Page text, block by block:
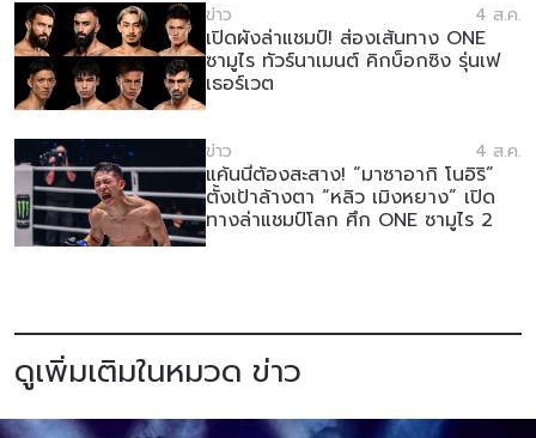
ข่าว 4 ส.ค.
เปิดผังล่าแชมป์! ส่องเส้นทาง ONE
ซามูไร ทัวร์นาเมนต์ คิกบ็อกซิง รุ่นเฟ
เธอร์เวต
ข่าว 4 ส.ค.
แค้นนี้ต้องสะสาง! “มาซาอากิ โนอิริ”
ตั้งเป้าล้างตา “หลิว เมิงหยาง” เปิด
ทางล่าแชมป์โลก ศึก ONE ซามูไร 2
ดูเพิ่มเติมในหมวด ข่าว